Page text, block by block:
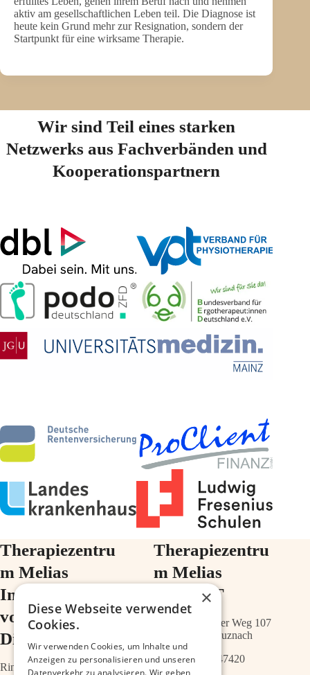
aktiv am gesellschaftlichen Leben teil. Die Diagnose ist
heute kein Grund mehr zur Resignation, sondern der
Startpunkt für eine wirksame Therapie.
Wir sind Teil eines starken
Netzwerks aus Fachverbänden und
Kooperationspartnern
Therapiezentru
m Melias
Im Ärztehaus
vor der
Diakonie
Ringstr.64a
Therapiezentru
m Melias
im ZIMT
Schwabenheimer Weg 107
55543 Bad Kreuznach
0671 – 21547420
×
Diese Webseite verwendet
Cookies.
Wir verwenden Cookies, um Inhalte und
Anzeigen zu personalisieren und unseren
Datenverkehr zu analysieren. Wir geben